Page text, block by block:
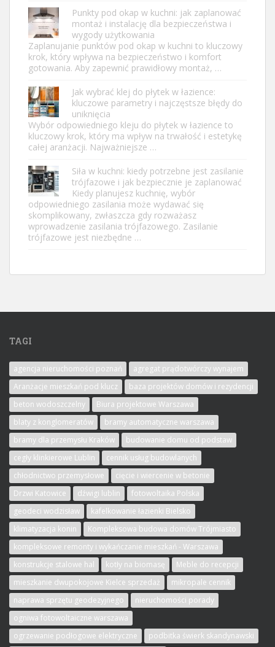
Punkty pod okap w kuchni: jak zaplanować
montaż i instalację dla bezpieczeństwa i
wygody użytkowania
Zaplanujanie punktów pod okap w kuchni to kluczowy
krok, który wpływa na bezpieczeństwo i komfort
gotowania. Aby zapewnić prawidłowy montaż, …
Jak wybrać klej do płytek w łazience:
kluczowe parametry i najczęstsze błędy do
uniknięcia
Wybór odpowiedniego kleju do płytek w łazience to
kluczowy krok, który ma wpływ na trwałość i estetykę
całej aranżacji. Najważniejsze …
Siła w kuchni: kiedy potrzebne jest zasilanie
trójfazowe i jak bezpiecznie je zaplanować
Kiedy planujesz kuchnię, wybór
odpowiedniego zasilania może wydawać się
skomplikowany, zwłaszcza gdy rozważasz
wprowadzenie zasilania trójfazowego. Zasilanie
trójfazowe jest niezbędne …
TAGI
agencja nieruchomości poznań
agregat prądotwórczy wynajem
Aranżacje mieszkań pod klucz
baza projektów domów i rezydencji
beton wodoszczelny
Biura projektowe Warszawa
blaty z konglomeratów
bramy automatyczne warszawa
bramy dla przemysłu Kraków
budowanie domu od podstaw
cegły klinkierowe Lublin
cennik usług budowlanych
chłodnictwo przemysłowe
cięcie i wiercenie w betonie
Drzwi Katowice
dźwigi lublin
fotowoltaika Polska
geodeci wodzisław
kafelkowanie łazienki Bielsko
klimatyzacja konin
Kompleksowa budowa domów Trójmiasto
kompleksowe remonty i wykańczanie mieszkań - Warszawa
konstrukcje stalowe hal
kotły na biomasę
Meble do recepcji
mieszkanie dwupokojowe Kielce sprzedaż
mikropale cennik
naprawa sprzętu geodezyjnego
nieruchomości porady
ogniwa fotowoltaiczne warszawa
ogrzewanie podłogowe elektryczne
podbitka świerk skandynawski